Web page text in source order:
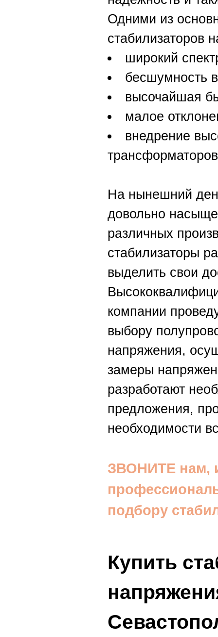
Одними из
стабилизаторов
широкий
бесшумность
высочайшая
малое
внедрение
На нынешний
довольно
различных
стабилизаторы
выделить свои
компании
выбору
напряжения,
замеры
разработают
предложения,
необходимости
ЗВОНИТЕ нам,
подбору
Купить